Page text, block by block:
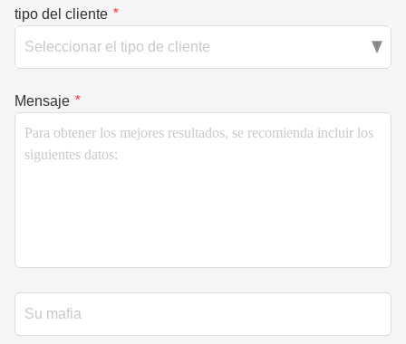
tipo del cliente *
Mensaje *